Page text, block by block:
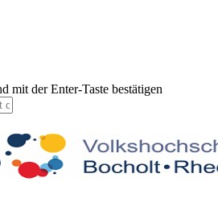
mit der Enter-Taste bestätigen